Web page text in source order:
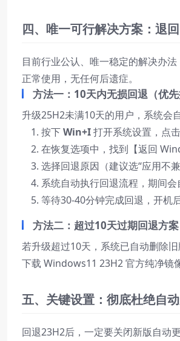
四、唯一可行解决方案：退
目前行业公认、唯一稳定的解决办法
正常使用，无任何后遗症。
方法一：10天内无损回退（优先
升级25H2未满10天的用户，系统会
按下Win+I打开系统设置，点
在恢复选项中，找到【返回
选择回退原因（建议选“应用不
系统自动执行回退流程，期间
等待30-40分钟完成回退，开机
方法二：超过10天过期回退方案
若升级超过10天，系统已自动删除
下载 Windows11 23H2 官方纯净镜
五、关键设置：彻底杜绝自
回退23H2后，一定要关闭新版自动